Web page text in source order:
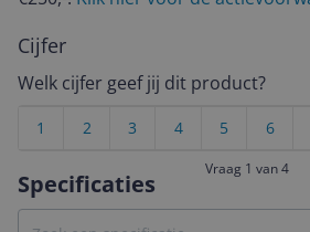
Specificaties
Cijfer
Welk cijfer geef jij dit product?
6
5
4
3
2
1
Vraag 1 van 4